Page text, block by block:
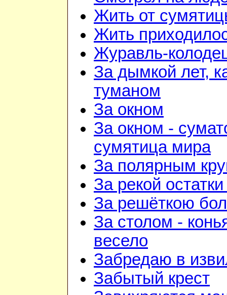
Жить от
Жить
Журавль-
За дымкой лет,
туманом
За окном
За окном -
сумятица мира
За полярным
За рекой
За решёткою
За столом -
весело
Забредаю в
Забытый крест